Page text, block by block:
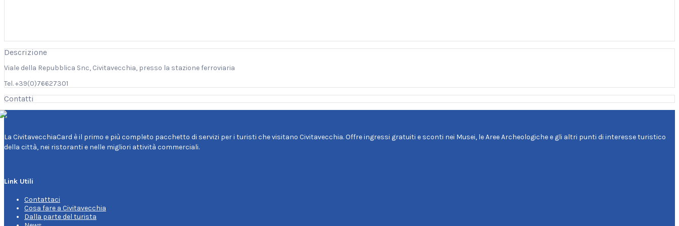
Descrizione
Viale della Repubblica Snc, Civitavecchia, presso la stazione ferroviaria
Tel. +39(0)76627301
Contatti
La CivitavecchiaCard è il primo e più completo pacchetto di servizi per i turisti che visitano Civitavecchia. Offre ingressi gratuiti e sconti nei Musei, le Aree Archeologiche e gli altri punti di interesse turistico
della città, nei ristoranti e nelle migliori attività commerciali.
Link Utili
Contattaci
Cosa fare a Civitavecchia
Dalla parte del turista